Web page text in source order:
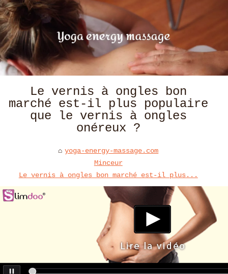
Le vernis à ongles bon
marché est-il plus populaire
que le vernis à ongles
onéreux ?
yoga-energy-massage.com
Minceur
Le vernis à ongles bon marché est-il plus...